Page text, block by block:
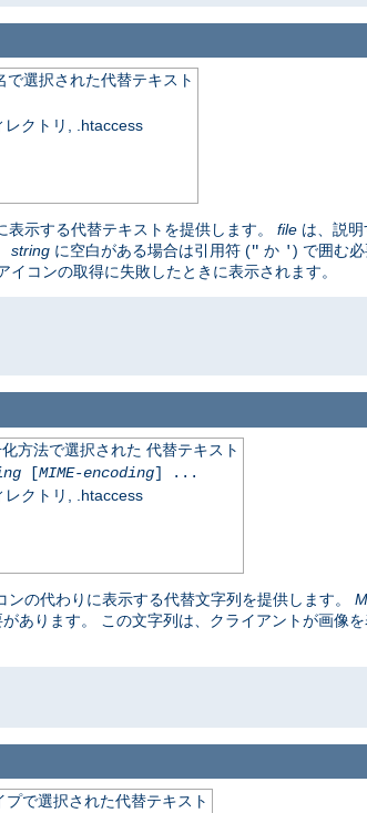
選択された代替テキスト
レクトリ, .htaccess
示する代替テキストを提供します。 file は、説
string に空白がある場合は引用符 (" か ') で囲む
コンの取得に失敗したときに表示されます。
方法で選択された 代替テキスト
[MIME-encoding] ...
レクトリ, .htaccess
ンの代わりに表示する代替文字列を提供します。
あります。 この文字列は、クライアントが画像
で選択された代替テキスト